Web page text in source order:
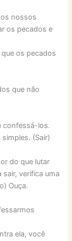
os nossos
os pecados e
os pecados
que não
confessá-los.
(Sair)
do que lutar
verifica uma
Ouça.
ela, você